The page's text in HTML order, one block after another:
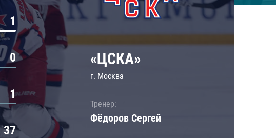
1
0
1
37
«ЦСКА»
г. Москва
Тренер:
Фёдоров Сергей